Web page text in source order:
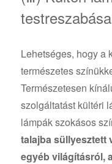
testreszabása
Lehetséges, hogy a
természetes
Természetesen
szolgáltatást kültéri
lámpák szokásos
talajba süllyesztett
egyéb világításról,